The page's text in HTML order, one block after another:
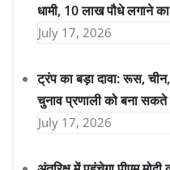
धामी, 10 लाख पौधे लगाने
July 17, 2026
ट्रंप का बड़ा दावा: रूस,
चुनाव प्रणाली को बना सकते
July 17, 2026